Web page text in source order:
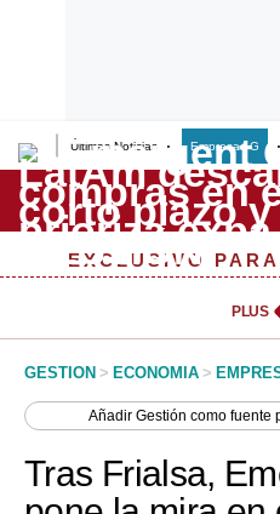
Últimas Noticias Empresas G
Lo último
Peru Quiosco
Management & Empleo
Perú
EXCLUSIVO
PLUS
GESTION > ECONOMIA >
AñadirGestión como fuente
Tras Frialsa,